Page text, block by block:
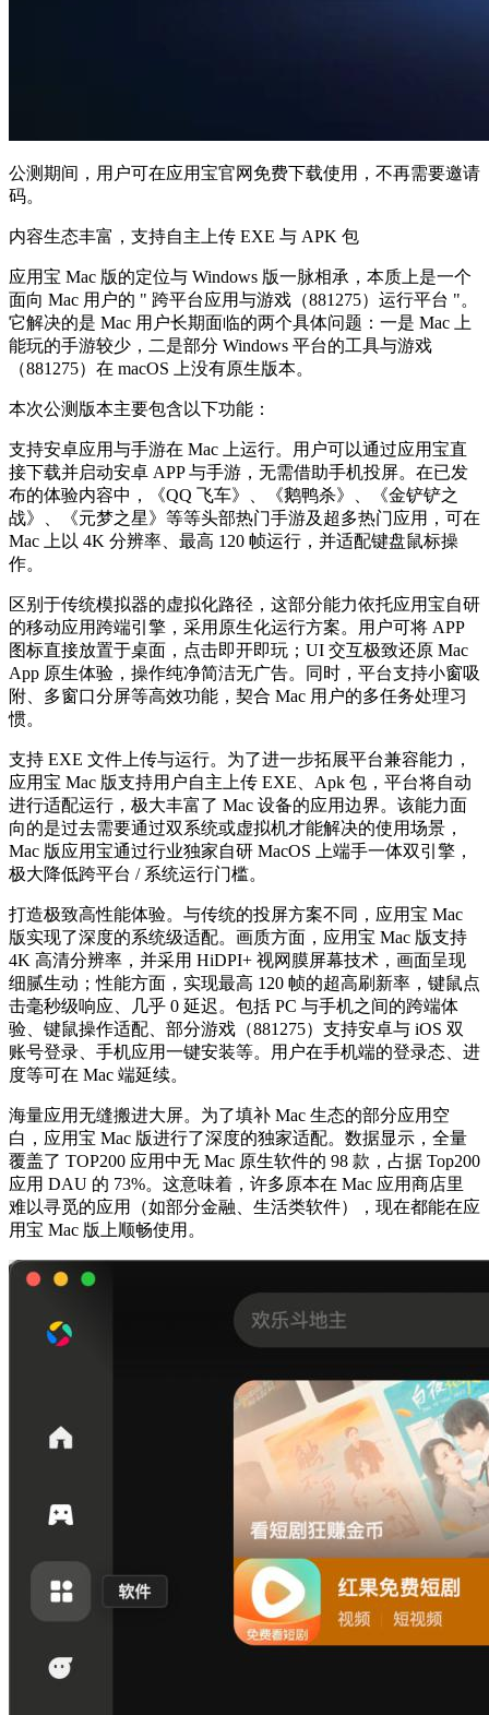
公测期间，用户可在应用宝官网免费下载使用，不再需要邀请
码。
内容生态丰富，支持自主上传 EXE 与 APK 包
应用宝 Mac 版的定位与 Windows 版一脉相承，本质上是一个
面向 Mac 用户的 " 跨平台应用与游戏（881275）运行平台 "。
它解决的是 Mac 用户长期面临的两个具体问题：一是 Mac 上
能玩的手游较少，二是部分 Windows 平台的工具与游戏
（881275）在 macOS 上没有原生版本。
本次公测版本主要包含以下功能：
支持安卓应用与手游在 Mac 上运行。用户可以通过应用宝直
接下载并启动安卓 APP 与手游，无需借助手机投屏。在已发
布的体验内容中，《QQ 飞车》、《鹅鸭杀》、《金铲铲之
战》、《元梦之星》等等头部热门手游及超多热门应用，可在
Mac 上以 4K 分辨率、最高 120 帧运行，并适配键盘鼠标操
作。
区别于传统模拟器的虚拟化路径，这部分能力依托应用宝自研
的移动应用跨端引擎，采用原生化运行方案。用户可将 APP
图标直接放置于桌面，点击即开即玩；UI 交互极致还原 Mac
App 原生体验，操作纯净简洁无广告。同时，平台支持小窗吸
附、多窗口分屏等高效功能，契合 Mac 用户的多任务处理习
惯。
支持 EXE 文件上传与运行。为了进一步拓展平台兼容能力，
应用宝 Mac 版支持用户自主上传 EXE、Apk 包，平台将自动
进行适配运行，极大丰富了 Mac 设备的应用边界。该能力面
向的是过去需要通过双系统或虚拟机才能解决的使用场景，
Mac 版应用宝通过行业独家自研 MacOS 上端手一体双引擎，
极大降低跨平台 / 系统运行门槛。
打造极致高性能体验。与传统的投屏方案不同，应用宝 Mac
版实现了深度的系统级适配。画质方面，应用宝 Mac 版支持
4K 高清分辨率，并采用 HiDPI+ 视网膜屏幕技术，画面呈现
细腻生动；性能方面，实现最高 120 帧的超高刷新率，键鼠点
击毫秒级响应、几乎 0 延迟。包括 PC 与手机之间的跨端体
验、键鼠操作适配、部分游戏（881275）支持安卓与 iOS 双
账号登录、手机应用一键安装等。用户在手机端的登录态、进
度等可在 Mac 端延续。
海量应用无缝搬进大屏。为了填补 Mac 生态的部分应用空
白，应用宝 Mac 版进行了深度的独家适配。数据显示，全量
覆盖了 TOP200 应用中无 Mac 原生软件的 98 款，占据 Top200
应用 DAU 的 73%。这意味着，许多原本在 Mac 应用商店里
难以寻觅的应用（如部分金融、生活类软件），现在都能在应
用宝 Mac 版上顺畅使用。